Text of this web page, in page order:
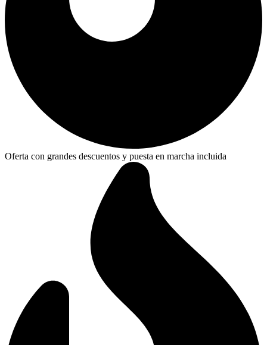
Oferta con grandes descuentos y puesta en marcha incluida